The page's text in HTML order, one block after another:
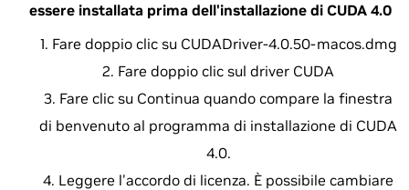
essere installata prima dell'installazione di CUDA 4.0
Fare doppio clic su CUDADriver-4.0.50-macos.dmg
Fare doppio clic sul driver CUDA
Fare clic su Continua quando compare la finestra
di benvenuto al programma di installazione di CUDA
4.0.
Leggere l'accordo di licenza. È possibile cambiare